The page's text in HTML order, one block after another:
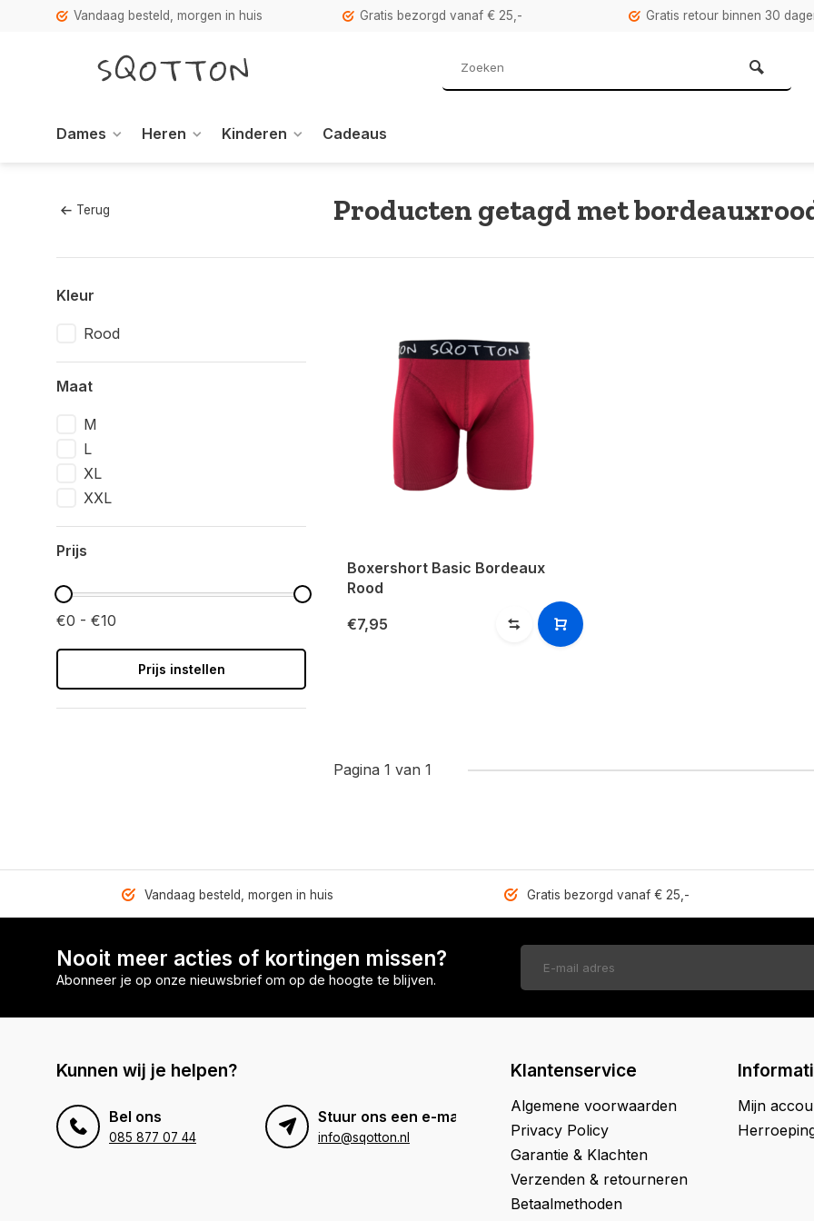
Vandaag besteld, morgen in huis Gratis bezorgd vanaf € 25,- Gratis retour binnen 30
Dames Heren Kinderen Cadeaus
Terug Producten getagd met
Kleur
Rood
Maat
M
L
XL
XXL
Prijs
€0 - €10
Prijs instellen
Boxershort Basic Bordeaux
Rood
€7,95
Pagina 1 van 1
Vandaag besteld, morgen in huis Gratis bezorgd vanaf € 25,-
Nooit meer acties of kortingen missen?
Abonneer je op onze nieuwsbrief om op de hoogte te blijven.
Kunnen wij je helpen?
Bel ons
085 877 07 44
Stuur ons een e-mail
info@sqotton.nl
Klantenservice
Algemene voorwaarden
Privacy Policy
Garantie & Klachten
Verzenden & retourneren
Betaalmethoden
Mijn